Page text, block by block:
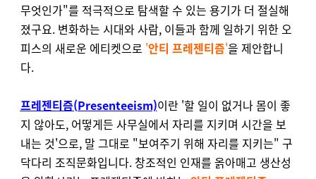
무엇인가"를 적극적으로 탐색할 수 있는 용기가 더 절실해
졌구요. 변화하는 시대와 사람, 이들과 함께 일하기 위한 오
피스의 새로운 에티켓으로 '안티 프레젠티즘'을 제안합니
다.
프레젠티즘(Presenteeism)이란 '할 일이 없거나 몸이 좋
지 않아도, 어떻게든 사무실에서 자리를 지키며 시간을 보
내는 것'으로, 말 그대로 "보여주기 위해 자리를 지키는" 구
닥다리 조직문화입니다. 창조적인 인재를 옭아매고 생산성